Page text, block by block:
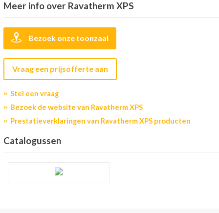
Meer info over Ravatherm XPS
Bezoek onze toonzaal
Vraag een prijsofferte aan
Stel een vraag
Bezoek de website van Ravatherm XPS
Prestatieverklaringen van Ravatherm XPS producten
Catalogussen